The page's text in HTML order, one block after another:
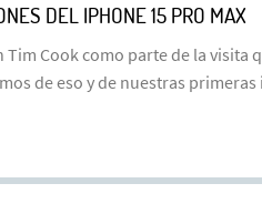
DEL IPHONE 15 PRO MAX
Cook como parte de la visita
de eso y de nuestras